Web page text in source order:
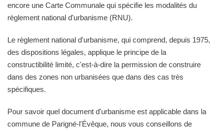
encore une Carte Communale qui spécifie les modalités du
règlement national d'urbanisme (RNU).
Le règlement national d'urbanisme, qui comprend, depuis 1975,
des dispositions légales, applique le principe de la
constructibilité limité, c'est-à-dire la permission de construire
dans des zones non urbanisées que dans des cas très
spécifiques.
Pour savoir quel document d'urbanisme est applicable dans la
commune de Parigné-l'Évêque, nous vous conseillons de